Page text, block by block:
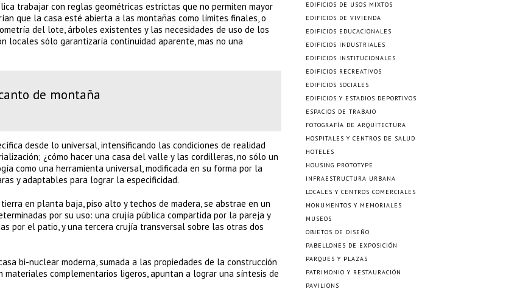
trabajar con reglas geométricas estrictas que no permiten mayor
que la casa esté abierta a las montañas como límites finales, o
del lote, árboles existentes y las necesidades de uso de los
locales sólo garantizaría continuidad aparente, mas no una
de montaña
desde lo universal, intensificando las condiciones de realidad
¿cómo hacer una casa del valle y las cordilleras, no sólo un
como una herramienta universal, modificada en su forma por la
y adaptables para lograr la especificidad.
en planta baja, piso alto y techos de madera, se abstrae en un
por su uso: una crujía pública compartida por la pareja y
por el patio, y una tercera crujía transversal sobre las otras dos
bi-nuclear moderna, sumada a las propiedades de la construcción
complementarios ligeros, apuntan a lograr una síntesis de
EDIFICIOS DE USOS MIXTOS
EDIFICIOS DE VIVIENDA
EDIFICIOS EDUCACIONALES
EDIFICIOS INDUSTRIALES
EDIFICIOS INSTITUCIONALES
EDIFICIOS RECREATIVOS
EDIFICIOS SOCIALES
EDIFICIOS Y ESTADIOS DEPORTIVOS
ESPACIOS DE TRABAJO
FOTOGRAFÍA DE ARQUITECTURA
HOSPITALES Y CENTROS DE SALUD
HOTELES
HOUSING PROTOTYPE
INFRAESTRUCTURA URBANA
LOCALES Y CENTROS COMERCIALES
MONUMENTOS Y MEMORIALES
MUSEOS
OBJETOS DE DISEÑO
PABELLONES DE EXPOSICIÓN
PARQUES Y PLAZAS
PATRIMONIO Y RESTAURACIÓN
PAVILIONS